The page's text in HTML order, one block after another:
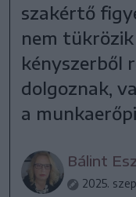
szakértő
nem
kényszerből
dolgoznak,
a
Bálint
2025.